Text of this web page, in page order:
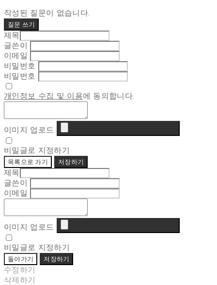
작성된 질문이 없습니다.
질문 쓰기
제목
글쓴이
이메일
비밀번호
비밀번호
개인정보 수집 및 이용에 동의합니다.
이미지 업로드
비밀글로 지정하기
목록으로 가기 저장하기
제목
글쓴이
이메일
이미지 업로드
비밀글로 지정하기
돌아가기 저장하기
수정하기
삭제하기